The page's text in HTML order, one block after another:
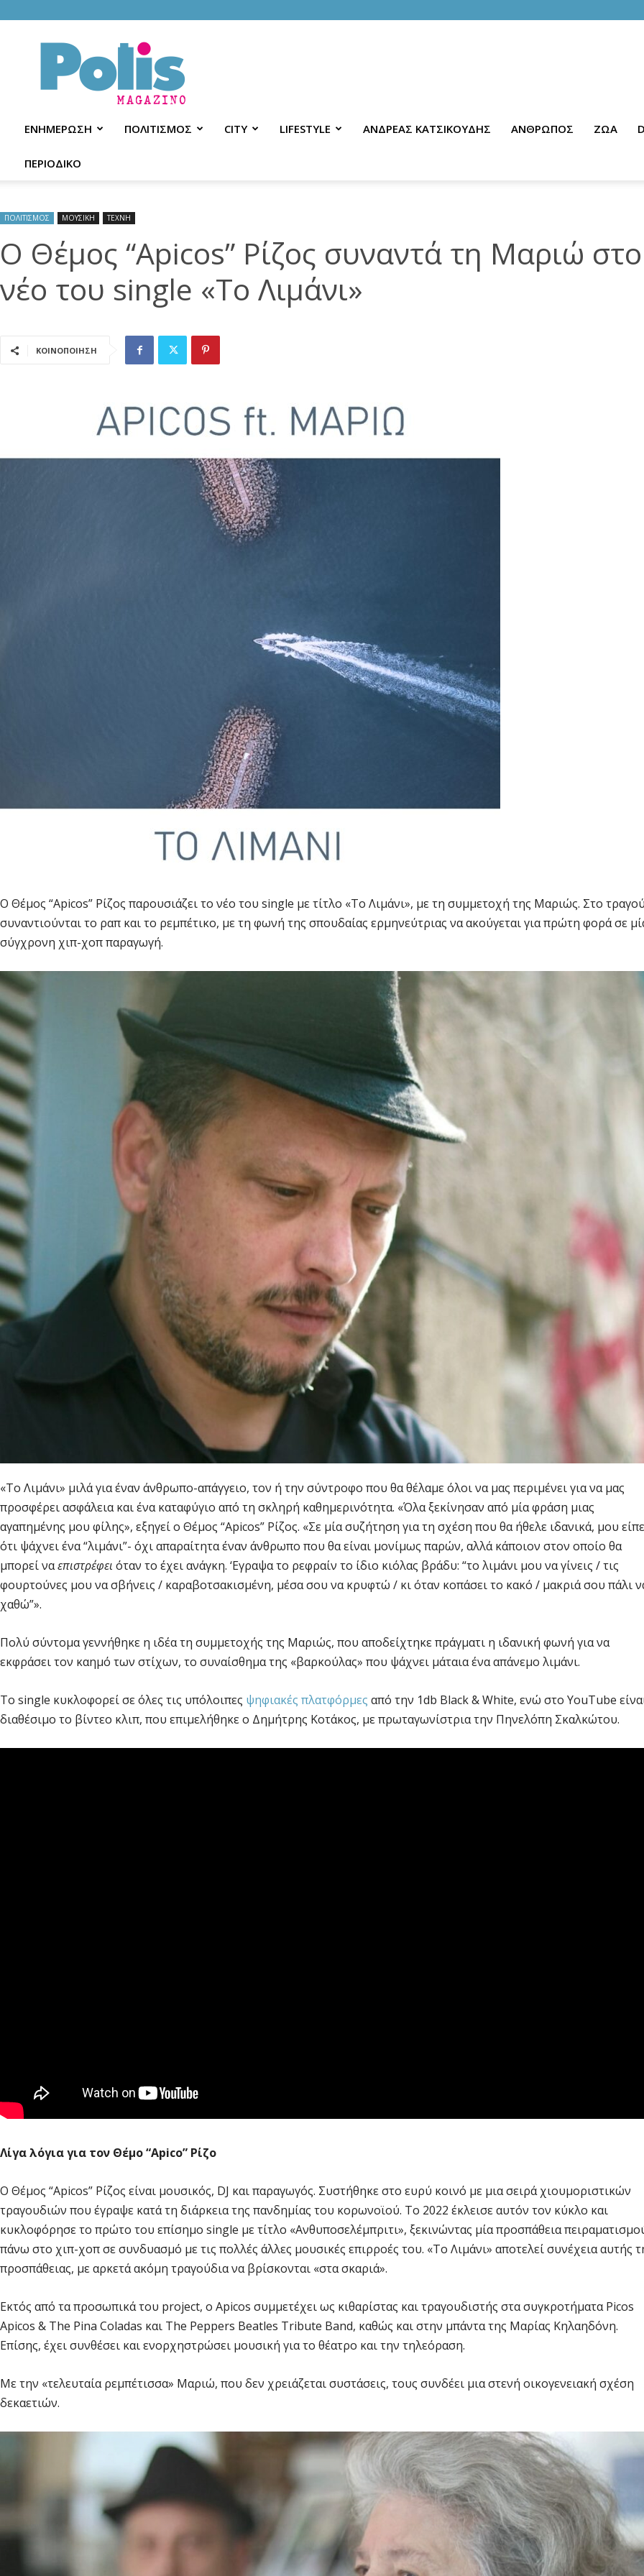
Polis
Magazino
ΕΝΗΜΕΡΩΣΗ ΠΟΛΙΤΙΣΜΟΣ CITY LIFESTYLE ΑΝΔΡΕΑΣ ΚΑΤΣΙΚΟΥΔΗΣ ΑΝΘΡΩΠΟΣ ΖΩΑ
ΠΕΡΙΟΔΙΚΟ
ΠΟΛΙΤΙΣΜΟΣ ΜΟΥΣΙΚΗ ΤΕΧΝΗ
O Θέμος “Apicos” Ρίζος συναντά τη Μαριώ στο
νέο του single «Το Λιμάνι»
ΚΟΙΝΟΠΟΙΗΣΗ
Ο Θέμος “Apicos” Ρίζος παρουσιάζει το νέο του single με τίτλο «Το Λιμάνι», με τη συμμετοχή της Μαριώς. Στο
συναντιούνται το ραπ και το ρεμπέτικο, με τη φωνή της σπουδαίας ερμηνεύτριας να ακούγεται για πρώτη φορά σε
σύγχρονη χιπ-χοπ παραγωγή.
«Το Λιμάνι» μιλά για έναν άνθρωπο-απάγγειο, τον ή την σύντροφο που θα θέλαμε όλοι να μας περιμένει για να μας
προσφέρει ασφάλεια και ένα καταφύγιο από τη σκληρή καθημερινότητα. «Όλα ξεκίνησαν από μία φράση μιας
αγαπημένης μου φίλης», εξηγεί ο Θέμος “Apicos” Ρίζος. «Σε μία συζήτηση για τη σχέση που θα ήθελε ιδανικά, μου είπε
ότι ψάχνει ένα “λιμάνι”- όχι απαραίτητα έναν άνθρωπο που θα είναι μονίμως παρών, αλλά κάποιον στον οποίο θα
μπορεί ναεπιστρέφει όταν το έχει ανάγκη. ‘Εγραψα το ρεφραίν το ίδιο κιόλας βράδυ: “το λιμάνι μου να γίνεις / τις
φουρτούνες μου να σβήνεις / καραβοτσακισμένη, μέσα σου να κρυφτώ / κι όταν κοπάσει το κακό / μακριά σου πάλι
χαθώ”».
Πολύ σύντομα γεννήθηκε η ιδέα τη συμμετοχής της Μαριώς, που αποδείχτηκε πράγματι η ιδανική φωνή για να
εκφράσει τον καημό των στίχων, το συναίσθημα της «βαρκούλας» που ψάχνει μάταια ένα απάνεμο λιμάνι.
Το single κυκλοφορεί σε όλες τις υπόλοιπες ψηφιακές πλατφόρμες από την 1db Black & White, ενώ στο YouTube
διαθέσιμο το βίντεο κλιπ, που επιμελήθηκε ο Δημήτρης Κοτάκος, με πρωταγωνίστρια την Πηνελόπη Σκαλκώτου.
Λίγα λόγια για τον Θέμο “Apico” Ρίζο
Ο Θέμος “Apicos” Ρίζος είναι μουσικός, DJ και παραγωγός. Συστήθηκε στο ευρύ κοινό με μια σειρά χιουμοριστικών
τραγουδιών που έγραψε κατά τη διάρκεια της πανδημίας του κορωνοϊού. Το 2022 έκλεισε αυτόν τον κύκλο και
κυκλοφόρησε το πρώτο του επίσημο single με τίτλο «Ανθυποσελέμπριτι», ξεκινώντας μία προσπάθεια
πάνω στο χιπ-χοπ σε συνδυασμό με τις πολλές άλλες μουσικές επιρροές του. «Το Λιμάνι» αποτελεί συνέχεια αυτής
προσπάθειας, με αρκετά ακόμη τραγούδια να βρίσκονται «στα σκαριά».
Εκτός από τα προσωπικά του project, ο Apicos συμμετέχει ως κιθαρίστας και τραγουδιστής στα συγκροτήματα Picos
Apicos & The Pina Coladas και The Peppers Beatles Tribute Band, καθώς και στην μπάντα της Μαρίας Κηλαηδόνη.
Επίσης, έχει συνθέσει και ενορχηστρώσει μουσική για το θέατρο και την τηλεόραση.
Με την «τελευταία ρεμπέτισσα» Μαριώ, που δεν χρειάζεται συστάσεις, τους συνδέει μια στενή οικογενειακή σχέση
δεκαετιών.